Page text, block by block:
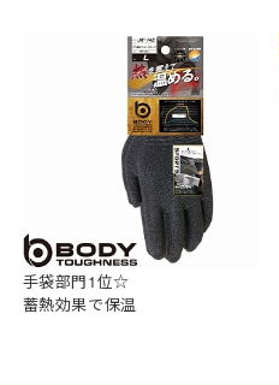
手袋部門1位☆
蓄熱効果で保温